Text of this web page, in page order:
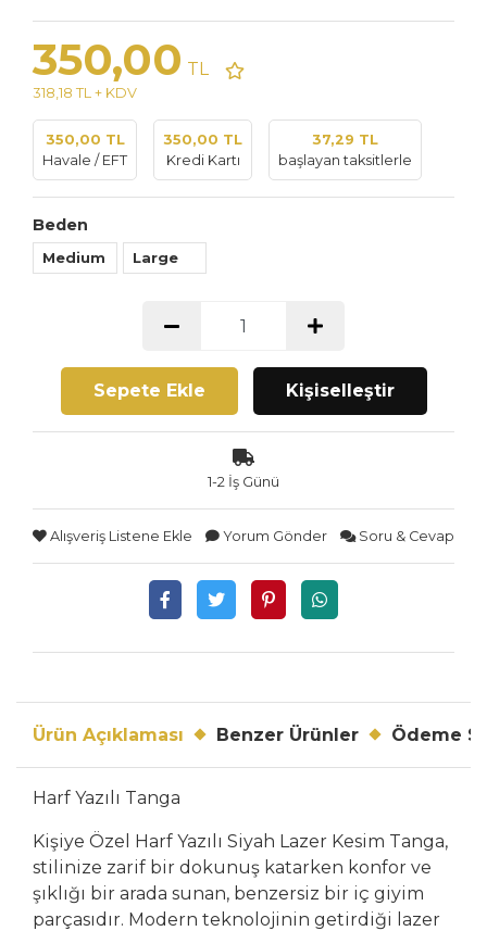
350,00 TL
318,18 TL + KDV
350,00 TL
Havale / EFT
350,00 TL
Kredi Kartı
37,29 TL
başlayan taksitlerle
Beden
Medium Large
Sepete Ekle Kişiselleştir
1-2 İş Günü
Alışveriş Listene Ekle Yorum Gönder Soru & Cevap
Ürün Açıklaması Benzer Ürünler Ödeme
Harf Yazılı Tanga
Kişiye Özel Harf Yazılı Siyah Lazer Kesim Tanga,
stilinize zarif bir dokunuş katarken konfor ve
şıklığı bir arada sunan, benzersiz bir iç giyim
parçasıdır. Modern teknolojinin getirdiği lazer